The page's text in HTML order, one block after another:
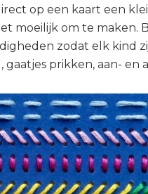
op een kaart een
moeilijk om te maken.
zodat elk kind
gaatjes prikken, aan-